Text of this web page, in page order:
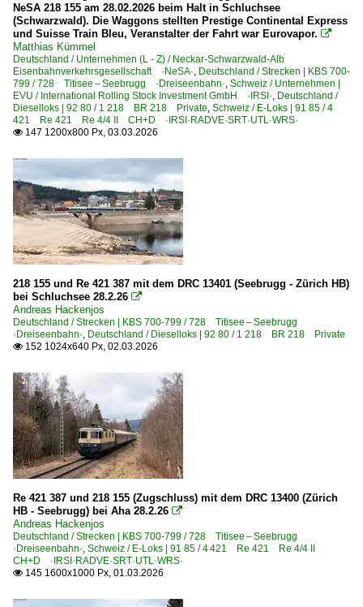
6 139 BR 139 E 40.11 Private
6 140 BR 140 E 40
6 141 BR 141 E 41 'Knallfrosch'
6 143 BR 143 DR 243
Elektrotriebzüge | 94 80
0 440 BR 440 ·Coradia Continental· 'Mopsgesicht'
1 440 BR 440 ·Coradia Continental 2· 'Grinsekatze'
Galerien
Bahn und Kunst
Sandwichverkehr
Sonderzüge und Sonderfahrten
Güterwagen
Museumswagen | Oldies
Güterwagen | Altbauwagen
Gattung GG | Gedeckte Güterwagen mit Drehgestellen
Gattung T | Kühlwagen, Thermowagen
Museumsbahnen
Eisenbahnfreunde Zollernbahn e.V. ·EFZ·
Gesellschaft zur Erhaltung von Schienenfahrzeugen
IG 3-Seenbahn e.V., Seebrugg ·IGSEE·
Ulmer Eisenbahnfreunde ·UEF·
NeSA 218 155 am 28.02.2026 beim Halt in Schluchsee
(Schwarzwald). Die Waggons stellten Prestige Continental Express
und Suisse Train Bleu, Veranstalter der Fahrt war Eurovapor. 
Matthias Kümmel
Deutschland / Unternehmen (L - Z) / Neckar-Schwarzwald-Alb
Eisenbahnverkehrsgesellschaft ·NeSA·, Deutschland / Strecken | KBS 700-
799 / 728 Titisee – Seebrugg ·Dreiseenbahn·, Schweiz / Unternehmen |
EVU / International Rolling Stock Investment GmbH ·IRSI·, Deutschland /
Dieselloks | 92 80 / 1 218 BR 218 Private, Schweiz / E-Loks | 91 85 / 4
421 Re 421 Re 4/4 II CH+D ·IRSI·RADVE·SRT·UTL·WRS·
 147 1200x800 Px, 03.03.2026
218 155 und Re 421 387 mit dem DRC 13401 (Seebrugg - Zürich HB)
bei Schluchsee 28.2.26 
Andreas Hackenjos
Deutschland / Strecken | KBS 700-799 / 728 Titisee – Seebrugg
·Dreiseenbahn·, Deutschland / Dieselloks | 92 80 / 1 218 BR 218 Private
 152 1024x640 Px, 02.03.2026
Re 421 387 und 218 155 (Zugschluss) mit dem DRC 13400 (Zürich
HB - Seebrugg) bei Aha 28.2.26 
Andreas Hackenjos
Deutschland / Strecken | KBS 700-799 / 728 Titisee – Seebrugg
·Dreiseenbahn·, Schweiz / E-Loks | 91 85 / 4 421 Re 421 Re 4/4 II
CH+D ·IRSI·RADVE·SRT·UTL·WRS·
 145 1600x1000 Px, 01.03.2026